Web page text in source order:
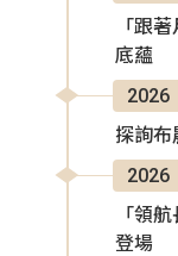
「跟
底蘊
2026
探詢布
2026
「領
登場